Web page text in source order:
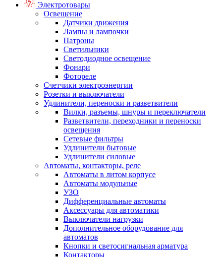
Электротовары
Освещение
Датчики движения
Лампы и лампочки
Патроны
Светильники
Светодиодное освещение
Фонари
Фотореле
Счетчики электроэнергии
Розетки и выключатели
Удлинители, переноски и разветвители
Вилки, разъемы, шнуры и переключатели
Разветвители, переходники и переноски
освещения
Сетевые фильтры
Удлинители бытовые
Удлинители силовые
Автоматы, контакторы, реле
Автоматы в литом корпусе
Автоматы модульные
УЗО
Дифференциальные автоматы
Аксессуары для автоматики
Выключатели нагрузки
Дополнительное оборудование для
автоматов
Кнопки и светосигнальная арматура
Контакторы